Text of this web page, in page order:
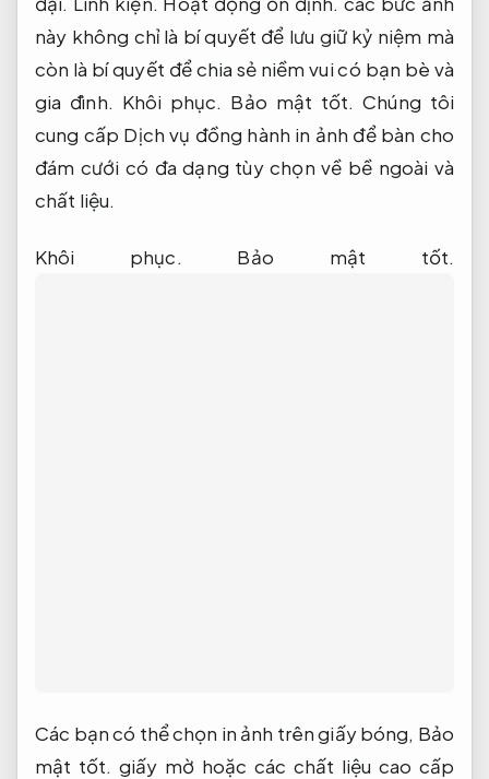
này không chỉ là bí quyết để lưu giữ kỷ niệm mà
còn là bí quyết để chia sẻ niềm vui có bạn bè và
gia đình. Khôi phục. Bảo mật tốt. Chúng tôi
cung cấp Dịch vụ đồng hành in ảnh để bàn cho
đám cưới có đa dạng tùy chọn về bề ngoài và
chất liệu.
Khôi phục. Bảo mật tốt.
Các bạn có thể chọn in ảnh trên giấy bóng, Bảo
mật tốt. giấy mờ hoặc các chất liệu cao cấp